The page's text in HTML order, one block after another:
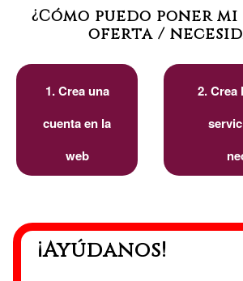
¿Cómo puedo poner
oferta /
1. Crea una
cuenta en la
web
2. Crea
¡Ayúdanos!